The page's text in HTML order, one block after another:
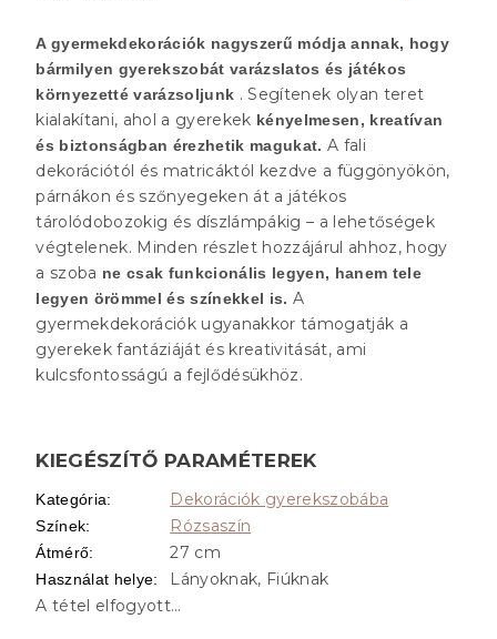
A gyermekdekorációk nagyszerű módja annak, hogy
bármilyen gyerekszobát varázslatos és játékos
környezetté varázsoljunk . Segítenek olyan teret
kialakítani, ahol a gyerekek kényelmesen, kreatívan
és biztonságban érezhetik magukat. A fali
dekorációtól és matricáktól kezdve a függönyökön,
párnákon és szőnyegeken át a játékos
tárolódobozokig és díszlámpákig – a lehetőségek
végtelenek. Minden részlet hozzájárul ahhoz, hogy
a szoba ne csak funkcionális legyen, hanem tele
legyen örömmel és színekkel is. A
gyermekdekorációk ugyanakkor támogatják a
gyerekek fantáziáját és kreativitását, ami
kulcsfontosságú a fejlődésükhöz.
KIEGÉSZÍTŐ PARAMÉTEREK
Kategória: Dekorációk gyerekszobába
Színek: Rózsaszín
Átmérő: 27 cm
Használat helye:
Lányoknak, Fiúknak
A tétel elfogyott…